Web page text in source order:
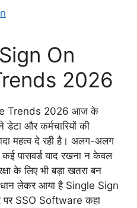
On
2026
Trends 2026 आज के
और कर्मचारियों की
महत्व दे रही है। अलग-अलग
पासवर्ड याद रखना न केवल
के लिए भी बड़ा खतरा बन
लेकर आया है Single Sign
SSO Software कहा